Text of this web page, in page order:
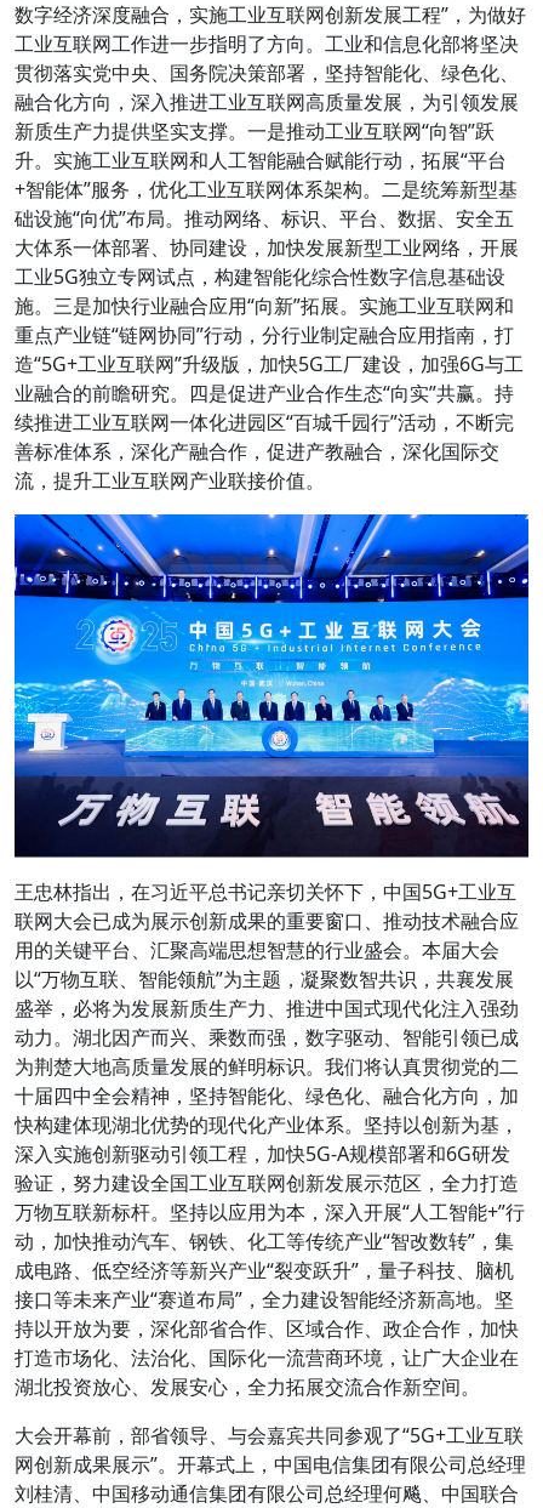
数字经济深度融合，实施工业互联网创新发展工程”，为做好
工业互联网工作进一步指明了方向。工业和信息化部将坚决
贯彻落实党中央、国务院决策部署，坚持智能化、绿色化、
融合化方向，深入推进工业互联网高质量发展，为引领发展
新质生产力提供坚实支撑。一是推动工业互联网“向智”跃
升。实施工业互联网和人工智能融合赋能行动，拓展“平台
+智能体”服务，优化工业互联网体系架构。二是统筹新型基
础设施“向优”布局。推动网络、标识、平台、数据、安全五
大体系一体部署、协同建设，加快发展新型工业网络，开展
工业5G独立专网试点，构建智能化综合性数字信息基础设
施。三是加快行业融合应用“向新”拓展。实施工业互联网和
重点产业链“链网协同”行动，分行业制定融合应用指南，打
造“5G+工业互联网”升级版，加快5G工厂建设，加强6G与工
业融合的前瞻研究。四是促进产业合作生态“向实”共赢。持
续推进工业互联网一体化进园区“百城千园行”活动，不断完
善标准体系，深化产融合作，促进产教融合，深化国际交
流，提升工业互联网产业联接价值。
王忠林指出，在习近平总书记亲切关怀下，中国5G+工业互
联网大会已成为展示创新成果的重要窗口、推动技术融合应
用的关键平台、汇聚高端思想智慧的行业盛会。本届大会
以“万物互联、智能领航”为主题，凝聚数智共识，共襄发展
盛举，必将为发展新质生产力、推进中国式现代化注入强劲
动力。湖北因产而兴、乘数而强，数字驱动、智能引领已成
为荆楚大地高质量发展的鲜明标识。我们将认真贯彻党的二
十届四中全会精神，坚持智能化、绿色化、融合化方向，加
快构建体现湖北优势的现代化产业体系。坚持以创新为基，
深入实施创新驱动引领工程，加快5G-A规模部署和6G研发
验证，努力建设全国工业互联网创新发展示范区，全力打造
万物互联新标杆。坚持以应用为本，深入开展“人工智能+”行
动，加快推动汽车、钢铁、化工等传统产业“智改数转”，集
成电路、低空经济等新兴产业“裂变跃升”，量子科技、脑机
接口等未来产业“赛道布局”，全力建设智能经济新高地。坚
持以开放为要，深化部省合作、区域合作、政企合作，加快
打造市场化、法治化、国际化一流营商环境，让广大企业在
湖北投资放心、发展安心，全力拓展交流合作新空间。
大会开幕前，部省领导、与会嘉宾共同参观了“5G+工业互联
网创新成果展示”。开幕式上，中国电信集团有限公司总经理
刘桂清、中国移动通信集团有限公司总经理何飚、中国联合